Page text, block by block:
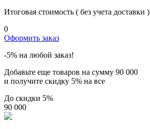
Итоговая стоимость ( без учета доставки )
0
Оформить заказ
-5% на любой заказ!
Добавьте еще товаров на сумму 90 000
и получите скидку 5% на все
До скидки 5%
90 000